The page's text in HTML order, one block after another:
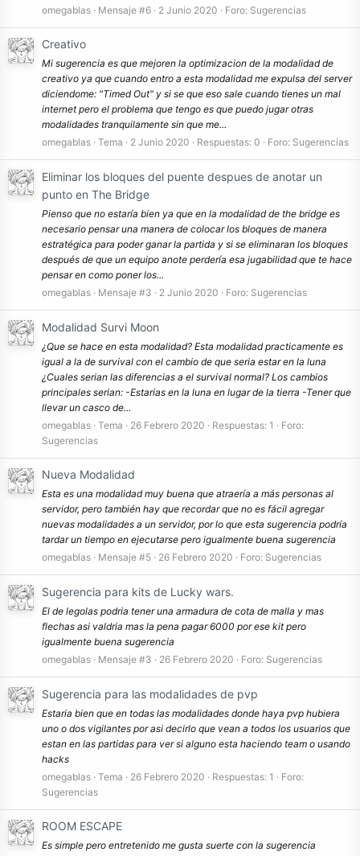
omegablas
Mensaje #6 2 Junio 2020 Foro: Sugerencias
Creativo
Mi sugerencia es que mejoren la optimizacion de la modalidad de
creativo ya que cuando entro a esta modalidad me expulsa del server
diciendome: "Timed Out" y si se que eso sale cuando tienes un mal
internet pero el problema que tengo es que puedo jugar otras
modalidades tranquilamente sin que me...
omegablas Tema 2 Junio 2020 Respuestas: 0 Foro: Sugerencias
Eliminar los bloques del puente despues de anotar un
punto en The Bridge
Pienso que no estaría bien ya que en la modalidad de the bridge es
necesario pensar una manera de colocar los bloques de manera
estratégica para poder ganar la partida y si se eliminaran los bloques
después de que un equipo anote perdería esa jugabilidad que te hace
pensar en como poner los...
omegablas
Mensaje #3 2 Junio 2020 Foro: Sugerencias
Modalidad Survi Moon
¿Que se hace en esta modalidad? Esta modalidad practicamente es
igual a la de survival con el cambio de que seria estar en la luna
¿Cuales serian las diferencias a el survival normal? Los cambios
principales serian: -Estarias en la luna en lugar de la tierra -Tener que
llevar un casco de...
omegablas Tema 26 Febrero 2020 Respuestas: 1
Foro:
Sugerencias
Nueva Modalidad
Esta es una modalidad muy buena que atraería a más personas al
servidor, pero también hay que recordar que no es fácil agregar
nuevas modalidades a un servidor, por lo que esta sugerencia podría
tardar un tiempo en ejecutarse pero igualmente buena sugerencia
omegablas
Mensaje #5 26 Febrero 2020 Foro: Sugerencias
Sugerencia para kits de Lucky wars.
El de legolas podria tener una armadura de cota de malla y mas
flechas asi valdria mas la pena pagar 6000 por ese kit pero
igualmente buena sugerencia
omegablas
Mensaje #3 26 Febrero 2020 Foro: Sugerencias
Sugerencia para las modalidades de pvp
Estaria bien que en todas las modalidades donde haya pvp hubiera
uno o dos vigilantes por asi decirlo que vean a todos los usuarios que
estan en las partidas para ver si alguno esta haciendo team o usando
hacks
omegablas Tema 26 Febrero 2020 Respuestas: 1
Foro:
Sugerencias
ROOM ESCAPE
Es simple pero entretenido me gusta suerte con la sugerencia